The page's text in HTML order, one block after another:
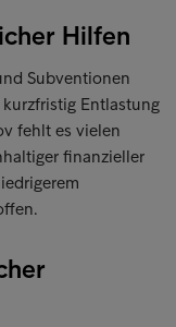
Hilfen
Subventionen
Entlastung
fehlt es vielen
finanzieller